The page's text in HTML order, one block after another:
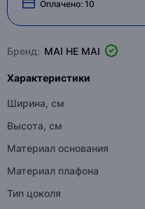
Оплачено: 10
Бренд: MAI HE MAI
Характеристики
Ширина, см
Высота, см
Материал основания
Материал плафона
Тип цоколя